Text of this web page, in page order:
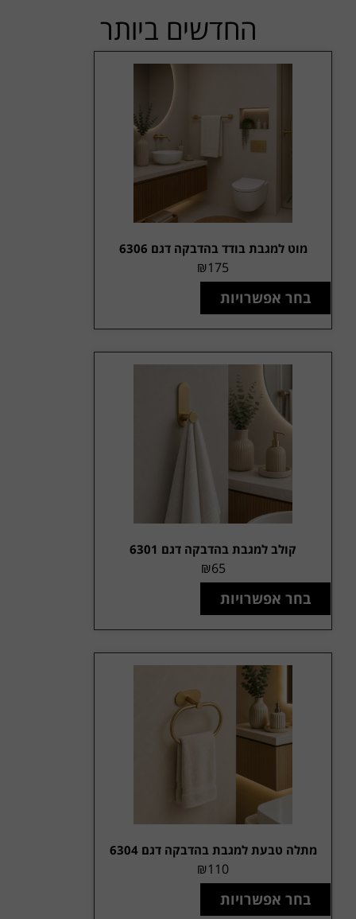
החדשים ביותר
מוט למגבת בודד בהדבקה דגם 6306
₪175
בחר אפשרויות
קולב למגבת בהדבקה דגם 6301
₪65
בחר אפשרויות
מתלה טבעת למגבת בהדבקה דגם 6304
₪110
בחר אפשרויות